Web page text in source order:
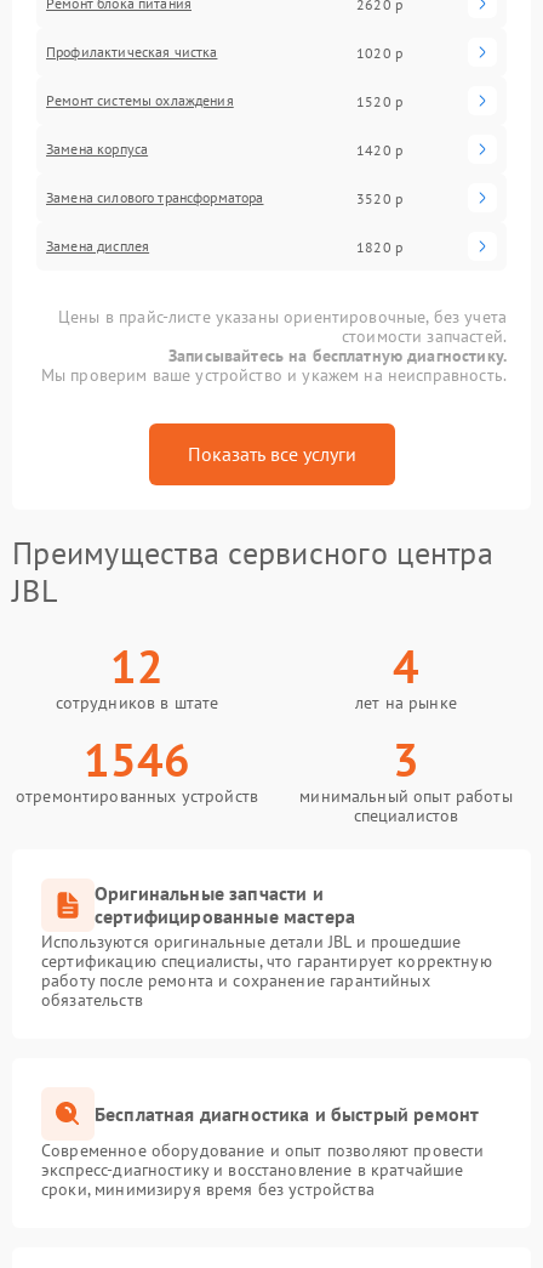
2620 р
Профилактическая чистка 1020 р
Ремонт системы охлаждения 1520 р
Замена корпуса 1420 р
Замена силового трансформатора 3520 р
Замена дисплея 1820 р
Цены в прайс-листе указаны ориентировочные, без учета
стоимости запчастей.
Записывайтесь на бесплатную диагностику.
Мы проверим ваше устройство и укажем на неисправность.
Показать все услуги
Преимущества сервисного центра
JBL
12
сотрудников в штате
4
лет на рынке
1546
отремонтированных устройств
3
минимальный опыт работы
специалистов
Оригинальные запчасти и
сертифицированные мастера
Используются оригинальные детали JBL и прошедшие
сертификацию специалисты, что гарантирует корректную
работу после ремонта и сохранение гарантийных
обязательств
Бесплатная диагностика и быстрый ремонт
Современное оборудование и опыт позволяют провести
экспресс-диагностику и восстановление в кратчайшие
сроки, минимизируя время без устройства